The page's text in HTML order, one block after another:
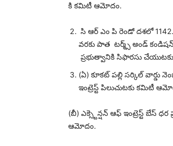
కి కమిటీ ఆమోదం.
సి ఆర్ ఎం పి రెండో దశలో 1142.
వరకు పాత టర్మ్స్ అండ్
ప్రభుత్వానికి సిఫారసు
(ఏ) కూకట్ పల్లి సర్కిల్ వార్డు
ఇంట్రెస్ట్ పిలుచుటకు కమిటీ
(బీ) ఎక్స్టెన్షన్ ఆఫ్ ఇంట్రెస్ట్ బేస్
ఆమోదం.